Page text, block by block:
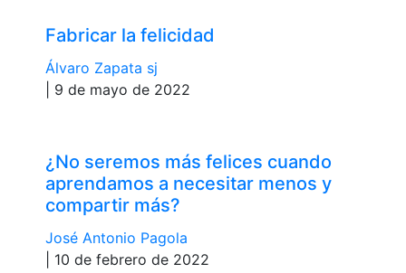
Fabricar la felicidad
Álvaro Zapata sj
| 9 de mayo de 2022
¿No seremos más felices cuando
aprendamos a necesitar menos y
compartir más?
José Antonio Pagola
| 10 de febrero de 2022